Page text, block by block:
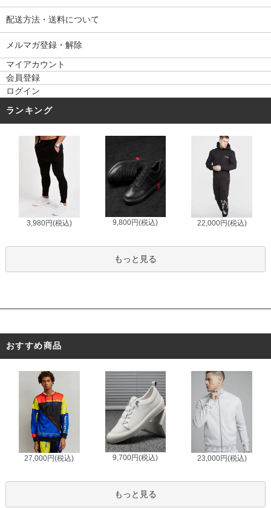
配送方法・送料について
メルマガ登録・解除
マイアカウント
会員登録
ログイン
ランキング
3,980円(税込) 9,800円(税込) 22,000円(税込)
もっと見る
おすすめ商品
27,000円(税込) 9,700円(税込) 23,000円(税込)
もっと見る